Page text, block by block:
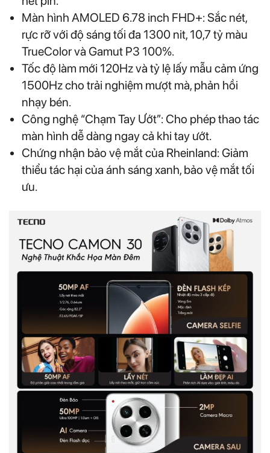
Màn hình AMOLED 6.78 inch FHD+: Sắc nét,
rực rỡ với độ sáng tối đa 1300 nit, 10,7 tỷ màu
TrueColor và Gamut P3 100%.
Tốc độ làm mới 120Hz và tỷ lệ lấy mẫu cảm ứng
1500Hz cho trải nghiệm mượt mà, phản hồi
nhạy bén.
Công nghệ “Chạm Tay Ướt”: Cho phép thao tác
màn hình dễ dàng ngay cả khi tay ướt.
Chứng nhận bảo vệ mắt của Rheinland: Giảm
thiểu tác hại của ánh sáng xanh, bảo vệ mắt tối
ưu.